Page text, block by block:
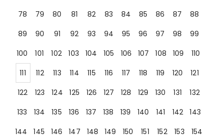
78
79 80 81 82 83 84 85 86 87
88
89
90 91 92 93 94 95 96 97 98
99
100
101 102 103 104 105 106 107 108 109
110
111
112 113 114 115 116 117 118 119 120
121
122
123 124 125 126 127 128 129 130 131
132
133
134 135 136 137 138 139 140 141 142
143
144
145 146 147 148 149 150 151 152 153
154